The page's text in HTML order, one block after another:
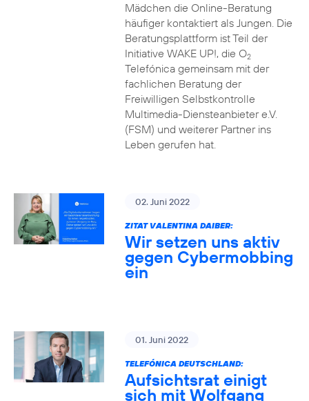
Mädchen die Online-Beratung
häufiger kontaktiert als Jungen. Die
Beratungsplattform ist Teil der
Initiative WAKE UP!, die O2
Telefónica gemeinsam mit der
fachlichen Beratung der
Freiwilligen Selbstkontrolle
Multimedia-Diensteanbieter e.V.
(FSM) und weiterer Partner ins
Leben gerufen hat.
02. Juni 2022
ZITAT VALENTINA DAIBER:
Wir setzen uns aktiv
gegen Cybermobbing
ein
01. Juni 2022
TELEFÓNICA DEUTSCHLAND:
Aufsichtsrat einigt
sich mit Wolfgang